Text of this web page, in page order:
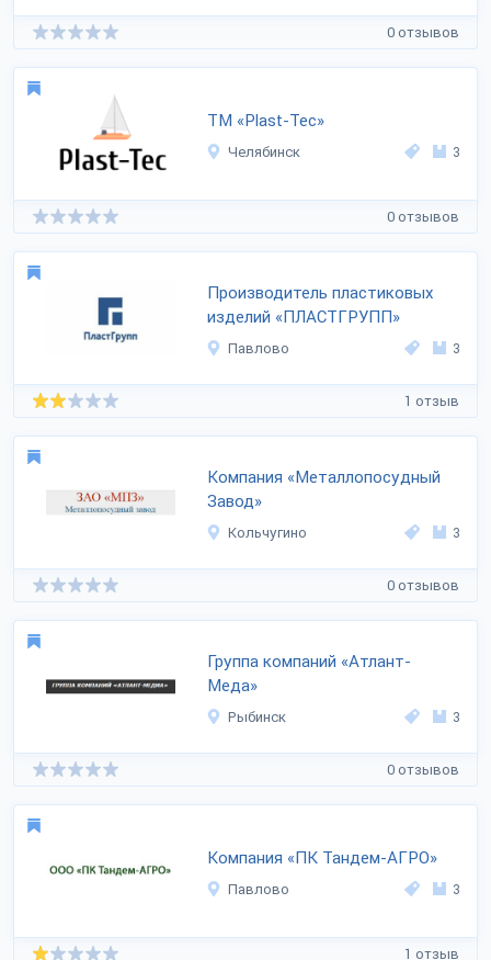
0 отзывов
ТМ «Plast-Tec»
Челябинск 3
0 отзывов
Производитель пластиковых
изделий «ПЛАСТГРУПП»
Павлово 3
1 отзыв
Компания «Металлопосудный
Завод»
Кольчугино 3
0 отзывов
Группа компаний «Атлант-
Меда»
Рыбинск 3
0 отзывов
Компания «ПК Тандем-АГРО»
Павлово 3
1 отзыв